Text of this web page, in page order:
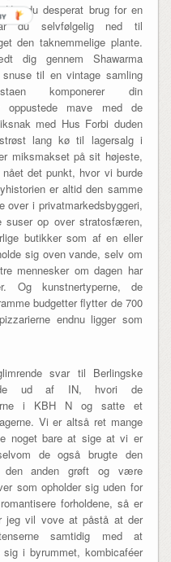
Har du desperat brug for en
du selvfølgelig ned til
den taknemmelige plante.
dig gennem Shawarma
til en vintage samling
komponerer din
oppustede mave med de
med Hus Forbi duden
lang kø til lagersalg i
miksmakset på sit højeste,
det punkt, hvor vi burde
er altid den samme
over i privatmarkedsbyggeri,
suser op over stratosfæren,
butikker som af en eller
sig oven vande, selv om
mennesker om dagen har
Og kunstnertyperne, de
budgetter flytter de 700
endnu ligger som
svar til Berlingske
ud af IN, hvori de
i KBH N og satte et
Vi er altså ret mange
noget bare at sige at vi er
de også brugte den
anden grøft og være
som opholder sig uden for
forholdene, så er
jeg vil vove at påstå at der
samtidig med at
i byrummet, kombicaféer